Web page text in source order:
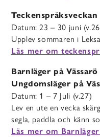
Datum: 23 – 30 juni
Upplev sommaren i
Läs mer om
Barnläger på
Ungdomsläger på
Datum: 1 – 7 Juli (v.27)
Lev en ute en vecka
segla, paddla och känn
Läs mer om